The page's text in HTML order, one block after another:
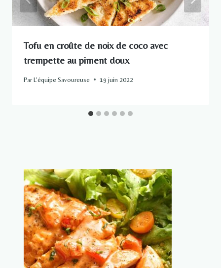
Tofu en croûte de noix de coco avec
trempette au piment doux
ParL'équipe Savoureuse 19 juin 2022